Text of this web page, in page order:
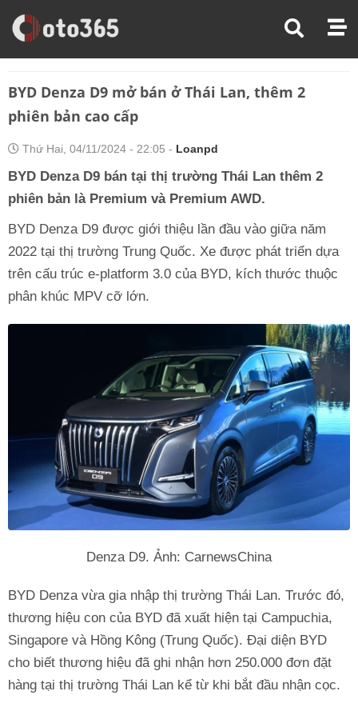
Trang Chủ
Tin Xe
BYD Denza D9 mở bán ở Thái Lan, thêm 2
phiên bản cao cấp
Thứ Hai, 04/11/2024 - 22:05 - Loanpd
BYD Denza D9 bán tại thị trường Thái Lan thêm 2
phiên bản là Premium và Premium AWD.
BYD Denza D9 được giới thiệu lần đầu vào giữa năm
2022 tại thị trường Trung Quốc. Xe được phát triển dựa
trên cấu trúc e-platform 3.0 của BYD, kích thước thuộc
phân khúc MPV cỡ lớn.
Denza D9. Ảnh: CarnewsChina
BYD Denza vừa gia nhập thị trường Thái Lan. Trước đó,
thương hiệu con của BYD đã xuất hiện tại Campuchia,
Singapore và Hồng Kông (Trung Quốc). Đại diện BYD
cho biết thương hiệu đã ghi nhận hơn 250.000 đơn đặt
hàng tại thị trường Thái Lan kể từ khi bắt đầu nhận cọc.